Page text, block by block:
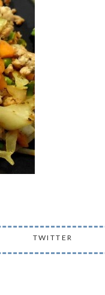
TWITTER